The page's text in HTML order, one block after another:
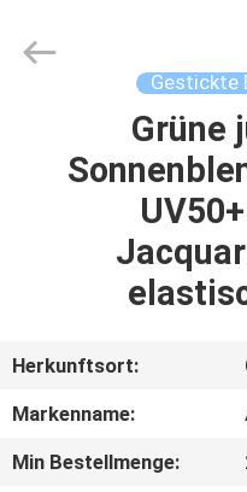
PRODUKTE
FABRIK-
Ltd..
Gestickte
Grüne
Herkunftsort:
Markenname:
Min Bestellmenge: